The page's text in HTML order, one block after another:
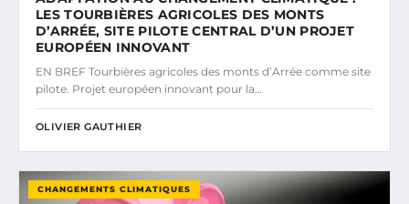
LES TOURBIÈRES AGRICOLES DES MONTS
D’ARRÉE, SITE PILOTE CENTRAL D’UN PROJET
EUROPÉEN INNOVANT
EN BREF Tourbières agricoles des monts d’Arrée comme site
pilote. Projet européen innovant pour la…
OLIVIER GAUTHIER
CHANGEMENTS CLIMATIQUES